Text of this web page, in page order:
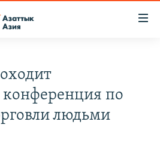
конференция по
людьми